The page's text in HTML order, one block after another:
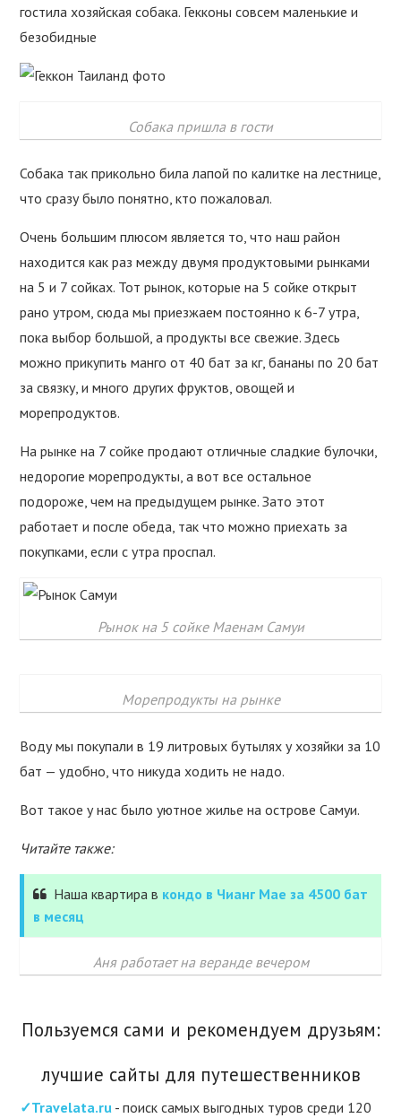
гостила хозяйская собака. Гекконы совсем маленькие и
безобидные
Собака пришла в гости
Собака так прикольно била лапой по калитке на лестнице,
что сразу было понятно, кто пожаловал.
Очень большим плюсом является то, что наш район
находится как раз между двумя продуктовыми рынками
на 5 и 7 сойках. Тот рынок, которые на 5 сойке открыт
рано утром, сюда мы приезжаем постоянно к 6-7 утра,
пока выбор большой, а продукты все свежие. Здесь
можно прикупить манго от 40 бат за кг, бананы по 20 бат
за связку, и много других фруктов, овощей и
морепродуктов.
На рынке на 7 сойке продают отличные сладкие булочки,
недорогие морепродукты, а вот все остальное
подороже, чем на предыдущем рынке. Зато этот
работает и после обеда, так что можно приехать за
покупками, если с утра проспал.
Рынок на 5 сойке Маенам Самуи
Морепродукты на рынке
Воду мы покупали в 19 литровых бутылях у хозяйки за 10
бат — удобно, что никуда ходить не надо.
Вот такое у нас было уютное жилье на острове Самуи.
Читайте также:
Наша квартира в кондо в Чианг Мае за 4500 бат
в месяц
Аня работает на веранде вечером
Пользуемся сами и рекомендуем друзьям:
лучшие сайты для путешественников
✓Travelata.ru - поиск самых выгодных туров среди 120